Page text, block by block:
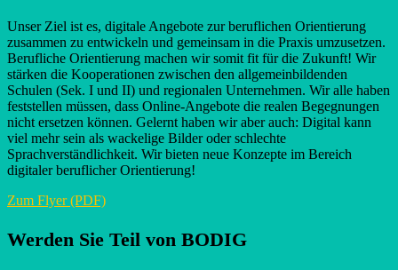
Unser Ziel ist es, digitale Angebote zur beruflichen Orientierung
zusammen zu entwickeln und gemeinsam in die Praxis umzusetzen.
Berufliche Orientierung machen wir somit fit für die Zukunft! Wir
stärken die Kooperationen zwischen den allgemeinbildenden
Schulen (Sek. I und II) und regionalen Unternehmen. Wir alle haben
feststellen müssen, dass Online-Angebote die realen Begegnungen
nicht ersetzen können. Gelernt haben wir aber auch: Digital kann
viel mehr sein als wackelige Bilder oder schlechte
Sprachverständlichkeit. Wir bieten neue Konzepte im Bereich
digitaler beruflicher Orientierung!
Zum Flyer (PDF)
Werden Sie Teil von BODIG